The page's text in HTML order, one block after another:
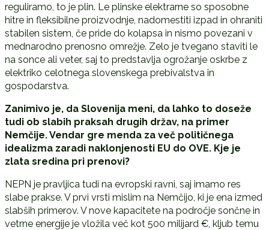
reguliramo, to je plin. Le plinske elektrarne so sposobne
hitre in fleksibilne proizvodnje, nadomestiti izpad in ohraniti
stabilen sistem, če pride do kolapsa in nismo povezani v
mednarodno prenosno omrežje. Zelo je tvegano staviti le
na sonce ali veter, saj to predstavlja ogrožanje oskrbe z
elektriko celotnega slovenskega prebivalstva in
gospodarstva.
Zanimivo je, da Slovenija meni, da lahko to doseže
tudi ob slabih praksah drugih držav, na primer
Nemčije. Vendar gre menda za več političnega
idealizma zaradi naklonjenosti EU do OVE. Kje je
zlata sredina pri prenovi?
NEPN je pravljica tudi na evropski ravni, saj imamo res
slabe prakse. V prvi vrsti mislim na Nemčijo, ki je ena izmed
slabših primerov. V nove kapacitete na področje sončne in
vetrne energije je vložila več kot 500 milijard €, kljub temu